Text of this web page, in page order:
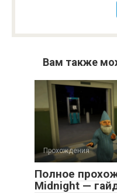
Вам также
Прохождения
Полное
Midnight —